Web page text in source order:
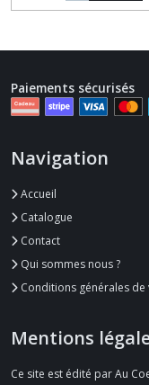
Paiements sécurisés
Navigation
Accueil
Catalogue
Contact
Qui sommes nous ?
Conditions générales de
Mentions
Ce site est édité par Au